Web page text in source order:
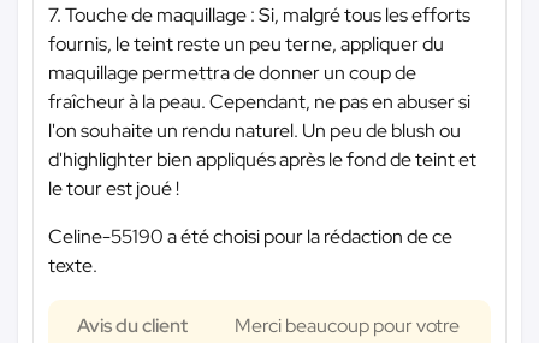
7. Touche de maquillage : Si, malgré tous les efforts
fournis, le teint reste un peu terne, appliquer du
maquillage permettra de donner un coup de
fraîcheur à la peau. Cependant, ne pas en abuser si
l'on souhaite un rendu naturel. Un peu de blush ou
d'highlighter bien appliqués après le fond de teint et
le tour est joué !
Celine-55190 a été choisi pour la rédaction de ce
texte.
Avis du client
Merci beaucoup pour votre